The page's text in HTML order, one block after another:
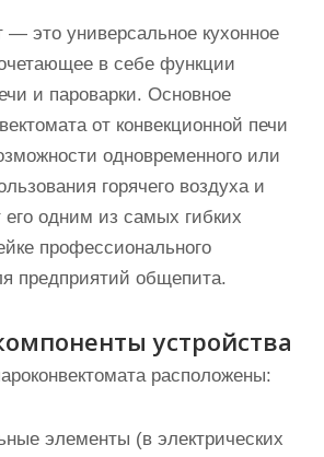
— это универсальное кухонное
в себе функции
и пароварки. Основное
от конвекционной печи
одновременного или
горячего воздуха и
его одним из самых гибких
профессионального
предприятий общепита.
устройства
расположены:
элементы (в электрических